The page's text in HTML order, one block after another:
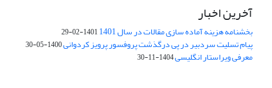
آخرین اخبار
بخشنامه هزینه آماده سازی مقالات در سال 1401 1401-02-29
پیام تسلیت سردبیر در پی درگذشت پروفسور پرویز کردوانی1400-05-30
معرفی ویراستار انگلیسی1404-11-30